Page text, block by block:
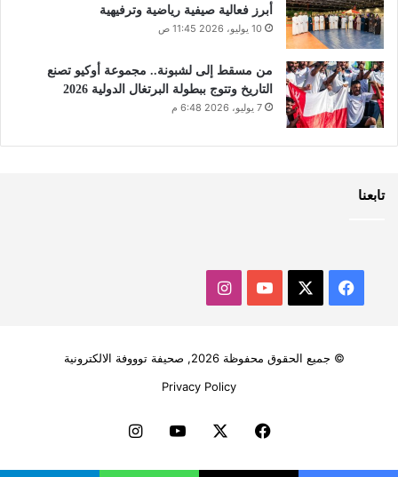
أبرز فعالية صيفية رياضية وترفيهية
10 يوليو، 2026 11:45 ص
من مسقط إلى لشبونة.. مجموعة أوكيو تصنع
التاريخ وتتوج ببطولة البرتغال الدولية 2026
7 يوليو، 2026 6:48 م
تابعنا
فيسبوك ‫YouTubeانستقرام
© جميع الحقوق محفوظة 2026, صحيفة توووفة الالكترونية
Privacy Policy
فيسبوك ‫YouTubeانستقرام